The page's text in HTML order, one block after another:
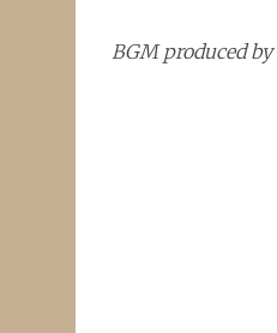
BGM produced by